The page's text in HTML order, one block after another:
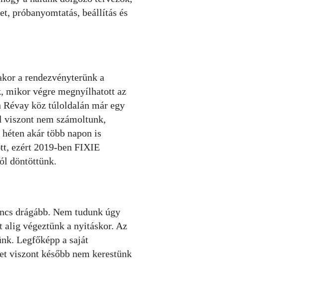
próbanyomtatás, beállítás és
a rendezvényterünk a
mikor végre megnyílhatott az
köz túloldalán már egy
viszont nem számoltunk,
akár több napon is
ezért 2019-ben FIXIE
döntöttünk.
drágább. Nem tudunk úgy
alig végeztünk a nyitáskor. Az
Legfőképp a saját
viszont később nem kerestünk